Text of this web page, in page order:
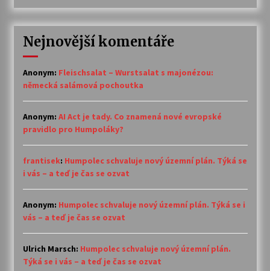
Nejnovější komentáře
Anonym: Fleischsalat – Wurstsalat s majonézou:
německá salámová pochoutka
Anonym: AI Act je tady. Co znamená nové evropské
pravidlo pro Humpoláky?
frantisek: Humpolec schvaluje nový územní plán. Týká se
i vás – a teď je čas se ozvat
Anonym: Humpolec schvaluje nový územní plán. Týká se i
vás – a teď je čas se ozvat
Ulrich Marsch: Humpolec schvaluje nový územní plán.
Týká se i vás – a teď je čas se ozvat